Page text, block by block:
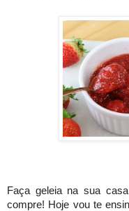
Faça geleia na sua
compre! Hoje vou te